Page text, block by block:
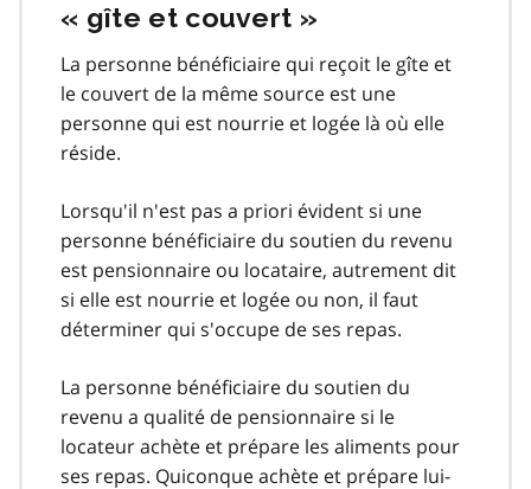
« gîte et couvert »
La personne bénéficiaire qui reçoit le gîte et
le couvert de la même source est une
personne qui est nourrie et logée là où elle
réside.
Lorsqu'il n'est pas a priori évident si une
personne bénéficiaire du soutien du revenu
est pensionnaire ou locataire, autrement dit
si elle est nourrie et logée ou non, il faut
déterminer qui s'occupe de ses repas.
La personne bénéficiaire du soutien du
revenu a qualité de pensionnaire si le
locateur achète et prépare les aliments pour
ses repas. Quiconque achète et prépare lui-